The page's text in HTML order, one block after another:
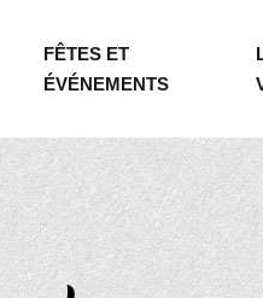
FÊTES ET
ÉVÉNEMENTS